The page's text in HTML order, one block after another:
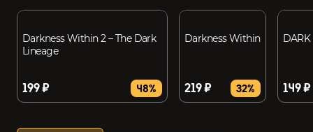
Darkness Within 2 – The Dark
Lineage
199 ₽ 48%
Darkness Within
219 ₽ 32%
DARK
149 ₽